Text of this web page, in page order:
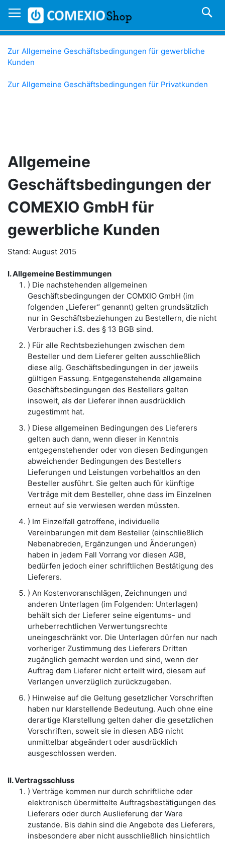
Inhalt
Warenkorb
Zur Allgemeine Geschäftsbedingungen für gewerbliche
Kunden
Zur Allgemeine Geschäftsbedingungen für Privatkunden
Allgemeine
Geschäftsbedingungen der
COMEXIO GmbH für
gewerbliche Kunden
Stand: August 2015
I. Allgemeine Bestimmungen
) Die nachstehenden allgemeinen
Geschäftsbedingungen der COMXIO GmbH (im
folgenden „Lieferer“ genannt) gelten grundsätzlich
nur in Geschäftsbeziehungen zu Bestellern, die nicht
Verbraucher i.S. des § 13 BGB sind.
) Für alle Rechtsbeziehungen zwischen dem
Besteller und dem Lieferer gelten ausschließlich
diese allg. Geschäftsbedingungen in der jeweils
gültigen Fassung. Entgegenstehende allgemeine
Geschäftsbedingungen des Bestellers gelten
insoweit, als der Lieferer ihnen ausdrücklich
zugestimmt hat.
) Diese allgemeinen Bedingungen des Lieferers
gelten auch dann, wenn dieser in Kenntnis
entgegenstehender oder von diesen Bedingungen
abweichender Bedingungen des Bestellers
Lieferungen und Leistungen vorbehaltlos an den
Besteller ausführt. Sie gelten auch für künftige
Verträge mit dem Besteller, ohne dass im Einzelnen
erneut auf sie verwiesen werden müssten.
) Im Einzelfall getroffene, individuelle
Vereinbarungen mit dem Besteller (einschließlich
Nebenabreden, Ergänzungen und Änderungen)
haben in jedem Fall Vorrang vor diesen AGB,
bedürfen jedoch einer schriftlichen Bestätigung des
Lieferers.
) An Kostenvoranschlägen, Zeichnungen und
anderen Unterlagen (im Folgenden: Unterlagen)
behält sich der Lieferer seine eigentums- und
urheberrechtlichen Verwertungsrechte
uneingeschränkt vor. Die Unterlagen dürfen nur nach
vorheriger Zustimmung des Lieferers Dritten
zugänglich gemacht werden und sind, wenn der
Auftrag dem Lieferer nicht erteilt wird, diesem auf
Verlangen unverzüglich zurückzugeben.
) Hinweise auf die Geltung gesetzlicher Vorschriften
haben nur klarstellende Bedeutung. Auch ohne eine
derartige Klarstellung gelten daher die gesetzlichen
Vorschriften, soweit sie in diesen ABG nicht
unmittelbar abgeändert oder ausdrücklich
ausgeschlossen werden.
II. Vertragsschluss
) Verträge kommen nur durch schriftliche oder
elektronisch übermittelte Auftragsbestätigungen des
Lieferers oder durch Auslieferung der Ware
zustande. Bis dahin sind die Angebote des Lieferers,
insbesondere aber nicht ausschließlich hinsichtlich